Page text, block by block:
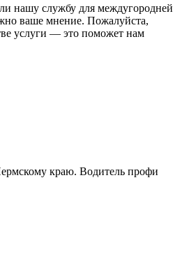
нашу службу для междугородней
ваше мнение. Пожалуйста,
услуги — это поможет нам
краю. Водитель профи